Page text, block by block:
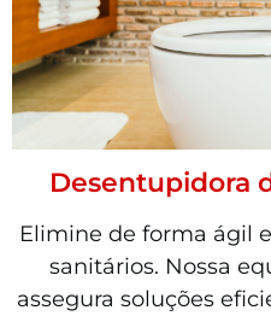
Desentupidora
Elimine de forma ágil
sanitários. Nossa
assegura soluções